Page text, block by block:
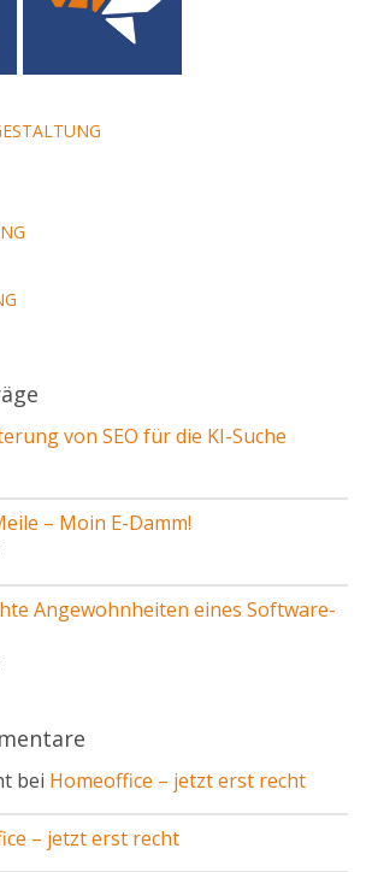
von SEO für die KI-Suche
– Moin E-Damm!
Angewohnheiten eines Software-
bei Homeoffice – jetzt erst recht
– jetzt erst recht